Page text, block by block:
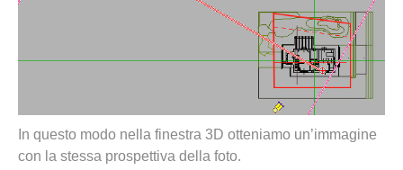
In questo modo nella finestra 3D otteniamo un’immagine
con la stessa prospettiva della foto.